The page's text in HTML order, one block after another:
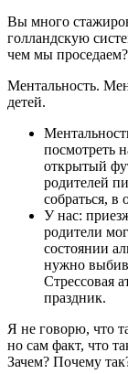
Вы много
голландскую
чем мы проседаем?
Ментальность.
детей.
посмотреть
открытый
родителей
собраться, в
У нас:
родители
состоянии
нужно
Стрессовая
праздник.
Я не говорю, что
но сам факт, что
Зачем? Почему